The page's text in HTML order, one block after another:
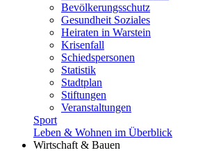
Bevölkerungsschutz
Gesundheit Soziales
Heiraten in Warstein
Krisenfall
Schiedspersonen
Statistik
Stadtplan
Stiftungen
Veranstaltungen
Sport
Leben & Wohnen im Überblick
Wirtschaft & Bauen